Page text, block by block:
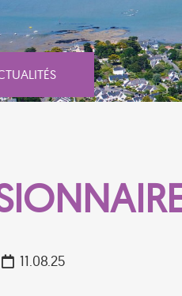
11.08.25